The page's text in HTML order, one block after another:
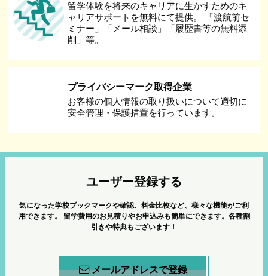
留学体験を将来のキャリアに生かすためのキ
ャリアサポートを無料にて提供。 「渡航前セ
ミナー」「メール相談」「履歴書等の無料添
削」等。
プライバシーマーク取得企業
お客様の個人情報の取り扱いについて適切に
安全管理・保護措置を行っています。
ユーザー登録する
気になった学校ブックマークや確認、料金比較など、様々な機能がご利
用できます。
留学費用のお見積りやお申込みも簡単にできます。各種割
引きや特典もございます！
メールアドレスで登録